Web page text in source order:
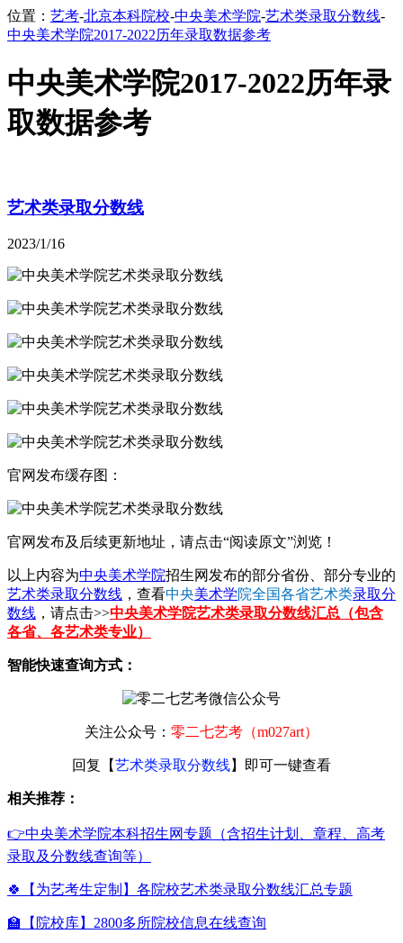
位置： 艺考-北京本科院校-中央美术学院-艺术类录取分数线-
中央美术学院2017-2022历年录取数据参考
中央美术学院2017-2022历年录
取数据参考
艺术类录取分数线
2023/1/16
官网发布缓存图：
官网发布及后续更新地址，请点击“阅读原文”浏览！
以上内容为中央美术学院招生网发布的部分省份、部分专业的
艺术类录取分数线 ，查看中央美术学院全国各省艺术类录取分
数线 ，请点击>>中央美术学院艺术类录取分数线汇总（包含
各省、各艺术类专业）
智能快速查询方式：
关注公众号： 零二七艺考（m027art）
回复【艺术类录取分数线】即可一键查看
相关推荐：
👉中央美术学院本科招生网专题（含招生计划、章程、高考
录取及分数线查询等）
🍀【为艺考生定制】各院校艺术类录取分数线汇总专题
🏫【院校库】2800多所院校信息在线查询